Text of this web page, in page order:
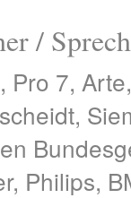
/
Pro 7,
Philips,